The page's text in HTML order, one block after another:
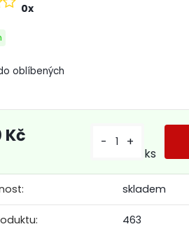
0x
oblíbených
skladem
463
Kč - +
ks